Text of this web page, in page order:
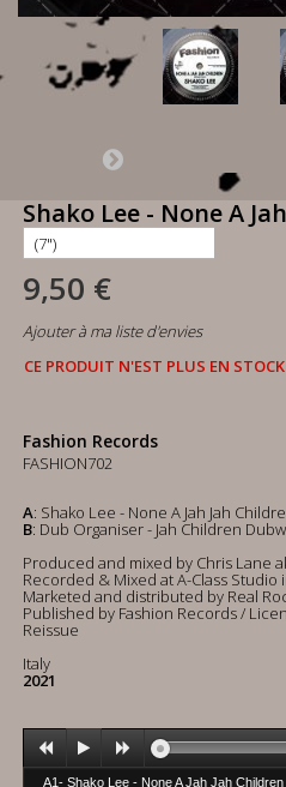
Shako Lee - None A
9,50 €
Ajouter à ma liste d'envies
CE PRODUIT N'EST PLUS EN STOCK
Fashion Records
FASHION702
A: Shako Lee - None A Jah Jah
B: Dub Organiser - Jah Children
Produced and mixed by Chris Lane
Recorded & Mixed at A-Class Studio
Marketed and distributed by Real
Published by Fashion Records /
Reissue
Italy
2021
A1- Shako Lee - None A Jah Jah Children